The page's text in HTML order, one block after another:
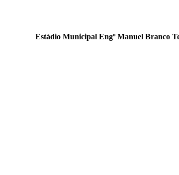
Estádio Municipal Engº Manuel Branco